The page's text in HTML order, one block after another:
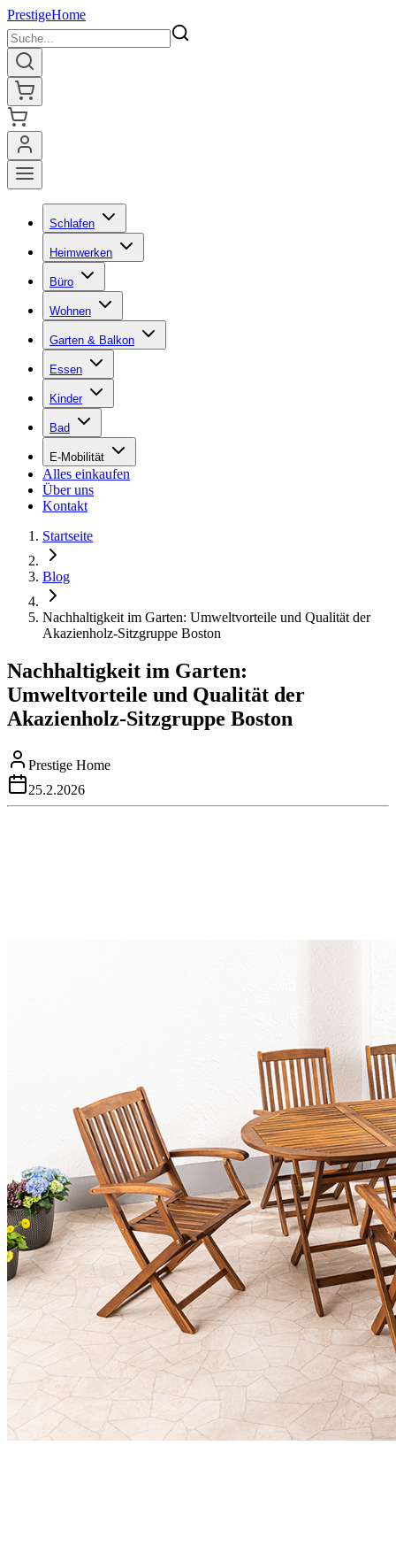
PrestigeHome
Schlafen
Heimwerken
Büro
Wohnen
Garten & Balkon
Essen
Kinder
Bad
E-Mobilität
Alles einkaufen
Über uns
Kontakt
Startseite
Blog
Nachhaltigkeit im Garten: Umweltvorteile und Qualität der
Akazienholz-Sitzgruppe Boston
Nachhaltigkeit im Garten:
Umweltvorteile und Qualität der
Akazienholz-Sitzgruppe Boston
Prestige Home
25.2.2026